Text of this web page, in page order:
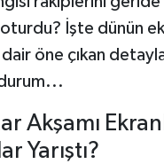
İşte dünün
öne çıkan
Akşamı
Yarıştı?